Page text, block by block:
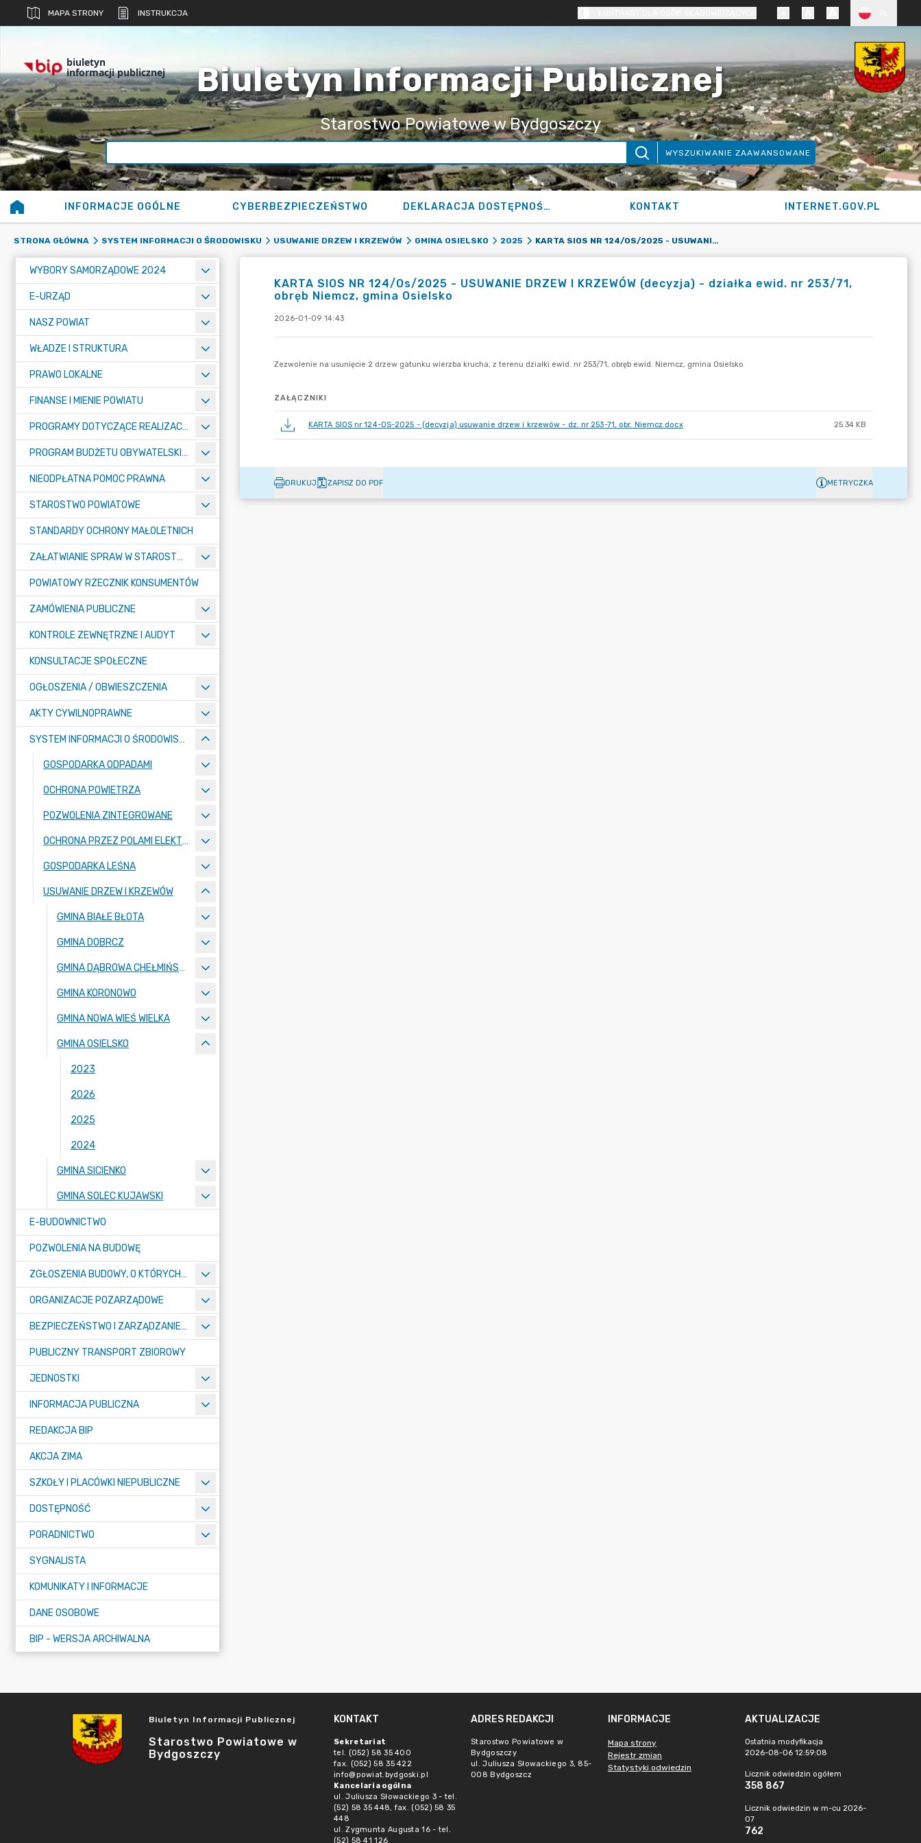
MAPA STRONY INSTRUKCJA
biuletyn
informacji publicznej Biuletyn Informacji Publicznej
Starostwo Powiatowe w Bydgoszczy
WYSZUKIWANIE ZAAWANSOWANE
INFORMACJE OGÓLNE CYBERBEZPIECZEŃSTWO DEKLARACJA DOSTĘPNOŚCI KONTAKT INTERNET.GOV.PL
STRONA GŁÓWNA SYSTEM INFORMACJI O ŚRODOWISKU USUWANIE DRZEW I KRZEWÓW GMINA OSIELSKO 2025 KARTA SIOS NR 124/OS/2025 - USUWANIE DRZEW I KRZEWÓW (DECYZJA) - DZIAŁKA EWID. NR 253/71, OBRĘB NIEMCZ, GMINA OSIELSKO
WYBORY SAMORZĄDOWE 2024
E-URZĄD
NASZ POWIAT
WŁADZE I STRUKTURA
PRAWO LOKALNE
FINANSE I MIENIE POWIATU
PROGRAMY DOTYCZĄCE REALIZACJI ZADAŃ PUBLICZNYCH
PROGRAM BUDŻETU OBYWATELSKIEGO POWIATU BYDGOSKIEGO
NIEODPŁATNA POMOC PRAWNA
STAROSTWO POWIATOWE
STANDARDY OCHRONY MAŁOLETNICH
ZAŁATWIANIE SPRAW W STAROSTWIE
POWIATOWY RZECZNIK KONSUMENTÓW
ZAMÓWIENIA PUBLICZNE
KONTROLE ZEWNĘTRZNE I AUDYT
KONSULTACJE SPOŁECZNE
OGŁOSZENIA / OBWIESZCZENIA
AKTY CYWILNOPRAWNE
SYSTEM INFORMACJI O ŚRODOWISKU
GOSPODARKA ODPADAMI
OCHRONA POWIETRZA
POZWOLENIA ZINTEGROWANE
OCHRONA PRZEZ POLAMI ELEKTROMAGNETYCZNYMI
GOSPODARKA LEŚNA
USUWANIE DRZEW I KRZEWÓW
GMINA BIAŁE BŁOTA
GMINA DOBRCZ
GMINA DĄBROWA CHEŁMIŃSKA
GMINA KORONOWO
GMINA NOWA WIEŚ WIELKA
GMINA OSIELSKO
2023
2026
2025
2024
GMINA SICIENKO
GMINA SOLEC KUJAWSKI
E-BUDOWNICTWO
POZWOLENIA NA BUDOWĘ
ZGŁOSZENIA BUDOWY, O KTÓRYCH MOWA W ART. 29 UST. 1 PKT 1A, 2B I 19A USTAWY PRAWO BUDOWLANE
ORGANIZACJE POZARZĄDOWE
BEZPIECZEŃSTWO I ZARZĄDZANIE KRYZYSOWE
PUBLICZNY TRANSPORT ZBIOROWY
JEDNOSTKI
INFORMACJA PUBLICZNA
REDAKCJA BIP
AKCJA ZIMA
SZKOŁY I PLACÓWKI NIEPUBLICZNE
DOSTĘPNOŚĆ
PORADNICTWO
SYGNALISTA
KOMUNIKATY I INFORMACJE
DANE OSOBOWE
BIP - WERSJA ARCHIWALNA
KARTA SIOS NR 124/Os/2025 - USUWANIE DRZEW I KRZEWÓW (decyzja) - działka ewid. nr 253/71,
obręb Niemcz, gmina Osielsko
2026-01-09 14:43
ZAŁĄCZNIKI
KARTA SIOS nr 124-OS-2025 - (decyzja) usuwanie drzew i krzewów - dz. nr 253-71, obr. Niemcz.docx 25.34 KB
DRUKUJ ZAPISZ DO PDF METRYCZKA
Biuletyn Informacji Publicznej
Starostwo Powiatowe w
Bydgoszczy
KONTAKT
Sekretariat
tel. (052) 58 35 400
fax. (052) 58 35 422
info@powiat.bydgoski.pl
Kancelaria ogólna
ul. Juliusza Słowackiego 3 - tel.
(52) 58 35 448, fax. (052) 58 35
448
ul. Zygmunta Augusta 16 - tel.
(52) 58 41 126
ADRES REDAKCJI
Starostwo Powiatowe w
Bydgoszczy
ul. Juliusza Słowackiego 3, 85-
008 Bydgoszcz
INFORMACJE
Mapa strony
Rejestr zmian
Statystyki odwiedzin
AKTUALIZACJE
Ostatnia modyfikacja
2026-08-06 12:59:08
Licznik odwiedzin ogółem
358 867
Licznik odwiedzin w m-cu 2026-
07
762